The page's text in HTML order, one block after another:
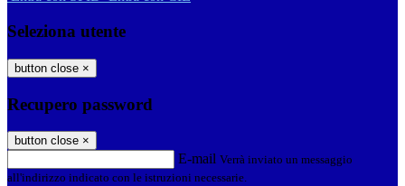
Seleziona utente
button close ×
Recupero password
button close ×
E-mail Verrà inviato un messaggio
all'indirizzo indicato con le istruzioni necessarie.